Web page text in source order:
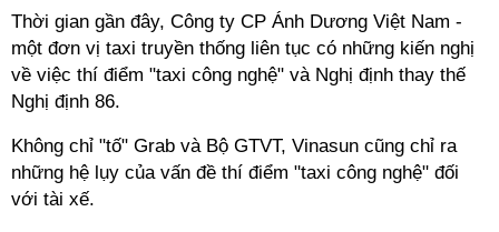
Thời gian gần đây, Công ty CP Ánh Dương Việt Nam -
một đơn vị taxi truyền thống liên tục có những kiến nghị
về việc thí điểm "taxi công nghệ" và Nghị định thay thế
Nghị định 86.
Không chỉ "tố" Grab và Bộ GTVT, Vinasun cũng chỉ ra
những hệ lụy của vấn đề thí điểm "taxi công nghệ" đối
với tài xế.